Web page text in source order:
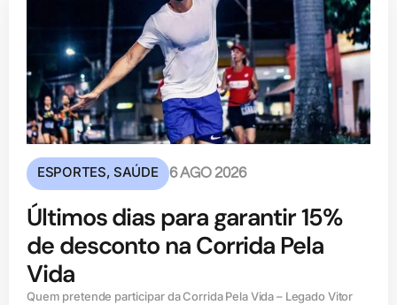
ESPORTES,SAÚDE 6 AGO 2026
Últimos dias para garantir 15%
de desconto na Corrida Pela
Vida
Quem pretende participar da Corrida Pela Vida – Legado Vitor